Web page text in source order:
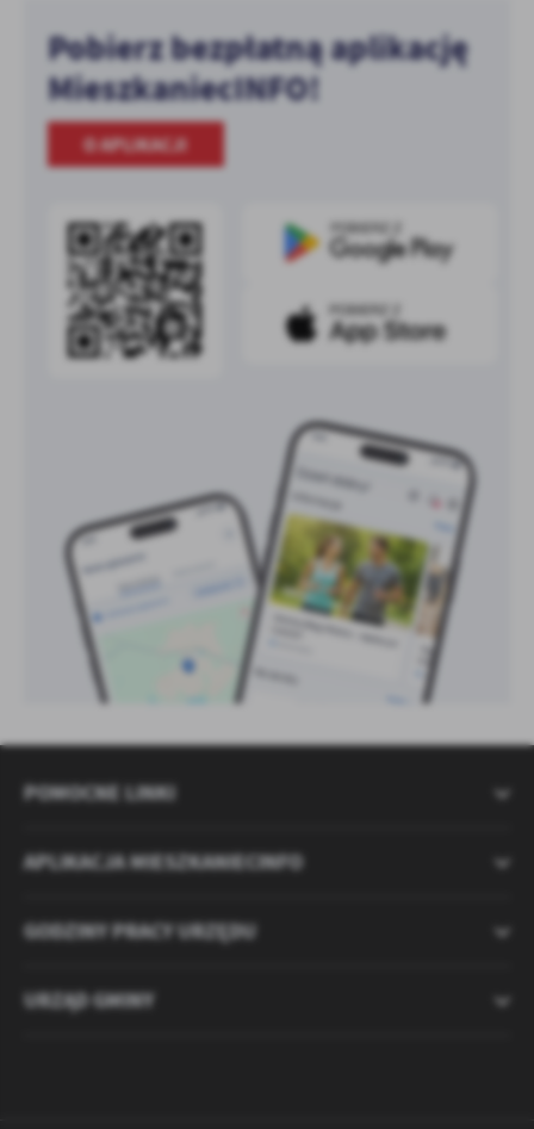
Pobierz bezpłatną aplikację
MieszkaniecINFO!
O APLIKACJI
POMOCNE LINKI
APLIKACJA MIESZKANIECINFO
GODZINY PRACY URZĘDU
URZĄD GMINY